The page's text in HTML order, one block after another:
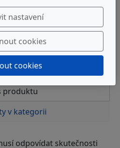
produktu
v kategorii
odpovídat skutečnosti
nastavení
cookies
cookies